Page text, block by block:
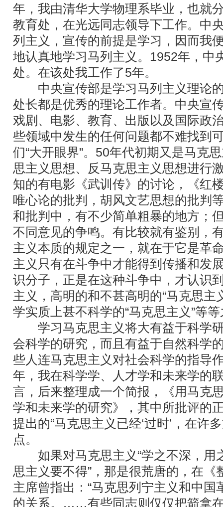
年，我由清华大学物理系毕业，也就
教育处，在光远同志领导下工作。中
列主义，宣传的前提是学习，因而我
地认真地学习马列主义。1952年，中
处。在该处我工作了5年。
中央宣传部是学习马列主义理论的
处长都是优秀的理论工作者。中央宣
戏剧、电影、教育、出版以及国际政
些领域中发生的任何问题都不难找到
们“大开眼界”。50年代初期又是马克
思主义思想、反马克思主义思想进行
知的有电影《武训传》的讨论，《红
唯心论的批判，胡风文艺思想的批判
和批判中，有不少简单粗暴的地方；
不同意见的争鸣。有比较就有鉴别，
主义本质的规定之一，就在于它是革
主义只有在斗争中才能得到传播和发
识分子，正是在这种斗争中，才认识
主义，高明的和不甚高明的“马克思主
学实质上甚不科学的“马克思主义”等
学习马克思主义将大有益于科学研
会科学的研究，而且有益于自然科学
些人连马克思主义对社会科学的指导
年，我在科学学、人才学和未来学的
言，后来整理成一个简报，《用马克
学和未来学的研究》，其中所批评的
提出的“马克思主义已经‘过时’，在许
点。
如果对马克思主义“学之不深，用
思主义要不得”，那是很荒唐的，在《
主席曾指出：“马克思列宁主义和中国
的关系。……有些同志则仅仅把箭拿